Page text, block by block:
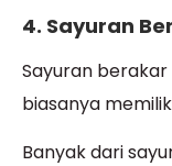
4. Sayuran
Sayuran
biasanya
Banyak dari